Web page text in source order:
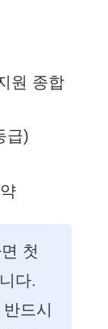
원 종합
급)
첫
다.
드시